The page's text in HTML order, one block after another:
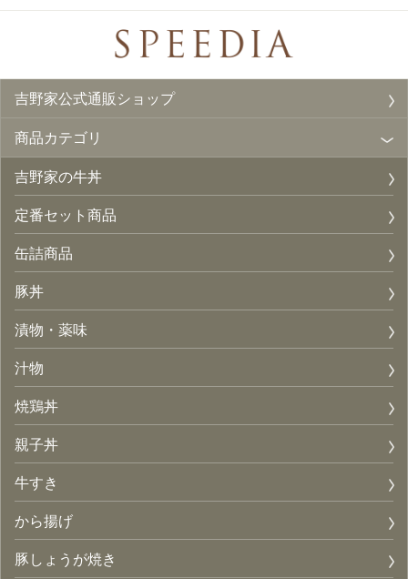
吉野家公式通販ショップ
商品カテゴリ
吉野家の牛丼
定番セット商品
缶詰商品
豚丼
漬物・薬味
汁物
焼鶏丼
親子丼
牛すき
から揚げ
豚しょうが焼き